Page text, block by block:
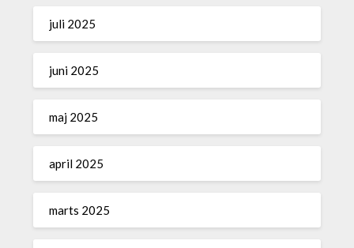
juli 2025
juni 2025
maj 2025
april 2025
marts 2025